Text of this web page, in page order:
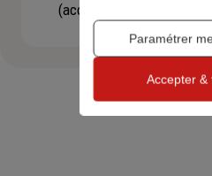
(accéder à l'espace
Paramétrer
Accepter &